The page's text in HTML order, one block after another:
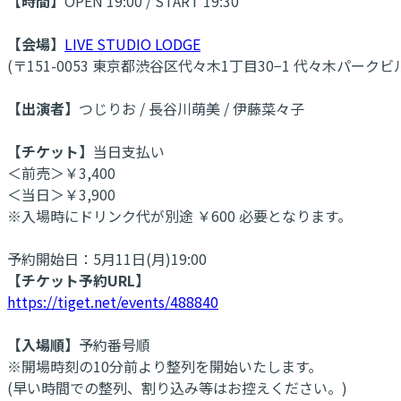
【会場】 LIVE STUDIO LODGE
(〒151-0053 東京都渋谷区代々木1丁目30−1 代々木パークビ
【出演者】 つじりお / 長谷川萌美 / 伊藤菜々子
【チケット】 当日支払い
＜前売＞￥3,400
＜当日＞￥3,900
※入場時にドリンク代が別途 ￥600 必要となります。
予約開始日：5月11日(月)19:00
【チケット予約URL】
https://tiget.net/events/488840
【入場順】 予約番号順
※開場時刻の10分前より整列を開始いたします。
(早い時間での整列、割り込み等はお控えください。)